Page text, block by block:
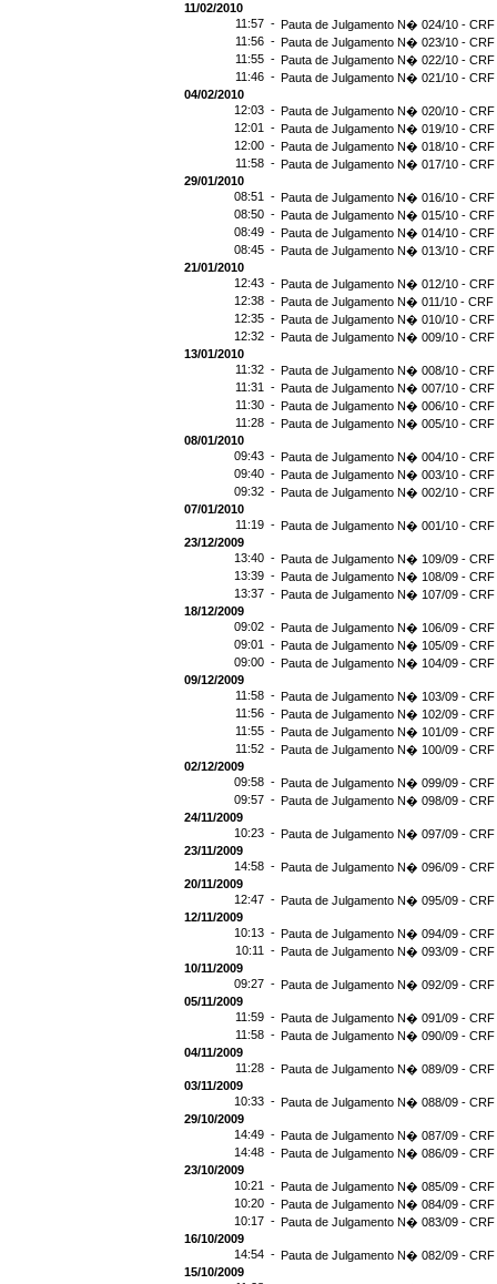
11/02/2010
11:57 - Pauta de Julgamento N� 024/10 - CRF
11:56 - Pauta de Julgamento N� 023/10 - CRF
11:55 - Pauta de Julgamento N� 022/10 - CRF
11:46 - Pauta de Julgamento N� 021/10 - CRF
04/02/2010
12:03 - Pauta de Julgamento N� 020/10 - CRF
12:01 - Pauta de Julgamento N� 019/10 - CRF
12:00 - Pauta de Julgamento N� 018/10 - CRF
11:58 - Pauta de Julgamento N� 017/10 - CRF
29/01/2010
08:51 - Pauta de Julgamento N� 016/10 - CRF
08:50 - Pauta de Julgamento N� 015/10 - CRF
08:49 - Pauta de Julgamento N� 014/10 - CRF
08:45 - Pauta de Julgamento N� 013/10 - CRF
21/01/2010
12:43 - Pauta de Julgamento N� 012/10 - CRF
12:38 - Pauta de Julgamento N� 011/10 - CRF
12:35 - Pauta de Julgamento N� 010/10 - CRF
12:32 - Pauta de Julgamento N� 009/10 - CRF
13/01/2010
11:32 - Pauta de Julgamento N� 008/10 - CRF
11:31 - Pauta de Julgamento N� 007/10 - CRF
11:30 - Pauta de Julgamento N� 006/10 - CRF
11:28 - Pauta de Julgamento N� 005/10 - CRF
08/01/2010
09:43 - Pauta de Julgamento N� 004/10 - CRF
09:40 - Pauta de Julgamento N� 003/10 - CRF
09:32 - Pauta de Julgamento N� 002/10 - CRF
07/01/2010
11:19 - Pauta de Julgamento N� 001/10 - CRF
23/12/2009
13:40 - Pauta de Julgamento N� 109/09 - CRF
13:39 - Pauta de Julgamento N� 108/09 - CRF
13:37 - Pauta de Julgamento N� 107/09 - CRF
18/12/2009
09:02 - Pauta de Julgamento N� 106/09 - CRF
09:01 - Pauta de Julgamento N� 105/09 - CRF
09:00 - Pauta de Julgamento N� 104/09 - CRF
09/12/2009
11:58 - Pauta de Julgamento N� 103/09 - CRF
11:56 - Pauta de Julgamento N� 102/09 - CRF
11:55 - Pauta de Julgamento N� 101/09 - CRF
11:52 - Pauta de Julgamento N� 100/09 - CRF
02/12/2009
09:58 - Pauta de Julgamento N� 099/09 - CRF
09:57 - Pauta de Julgamento N� 098/09 - CRF
24/11/2009
10:23 - Pauta de Julgamento N� 097/09 - CRF
23/11/2009
14:58 - Pauta de Julgamento N� 096/09 - CRF
20/11/2009
12:47 - Pauta de Julgamento N� 095/09 - CRF
12/11/2009
10:13 - Pauta de Julgamento N� 094/09 - CRF
10:11 - Pauta de Julgamento N� 093/09 - CRF
10/11/2009
09:27 - Pauta de Julgamento N� 092/09 - CRF
05/11/2009
11:59 - Pauta de Julgamento N� 091/09 - CRF
11:58 - Pauta de Julgamento N� 090/09 - CRF
04/11/2009
11:28 - Pauta de Julgamento N� 089/09 - CRF
03/11/2009
10:33 - Pauta de Julgamento N� 088/09 - CRF
29/10/2009
14:49 - Pauta de Julgamento N� 087/09 - CRF
14:48 - Pauta de Julgamento N� 086/09 - CRF
23/10/2009
10:21 - Pauta de Julgamento N� 085/09 - CRF
10:20 - Pauta de Julgamento N� 084/09 - CRF
10:17 - Pauta de Julgamento N� 083/09 - CRF
16/10/2009
14:54 - Pauta de Julgamento N� 082/09 - CRF
15/10/2009